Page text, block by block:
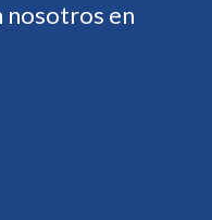
nosotros en